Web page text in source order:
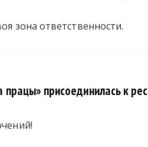
зона ответственности.
присоединилась к